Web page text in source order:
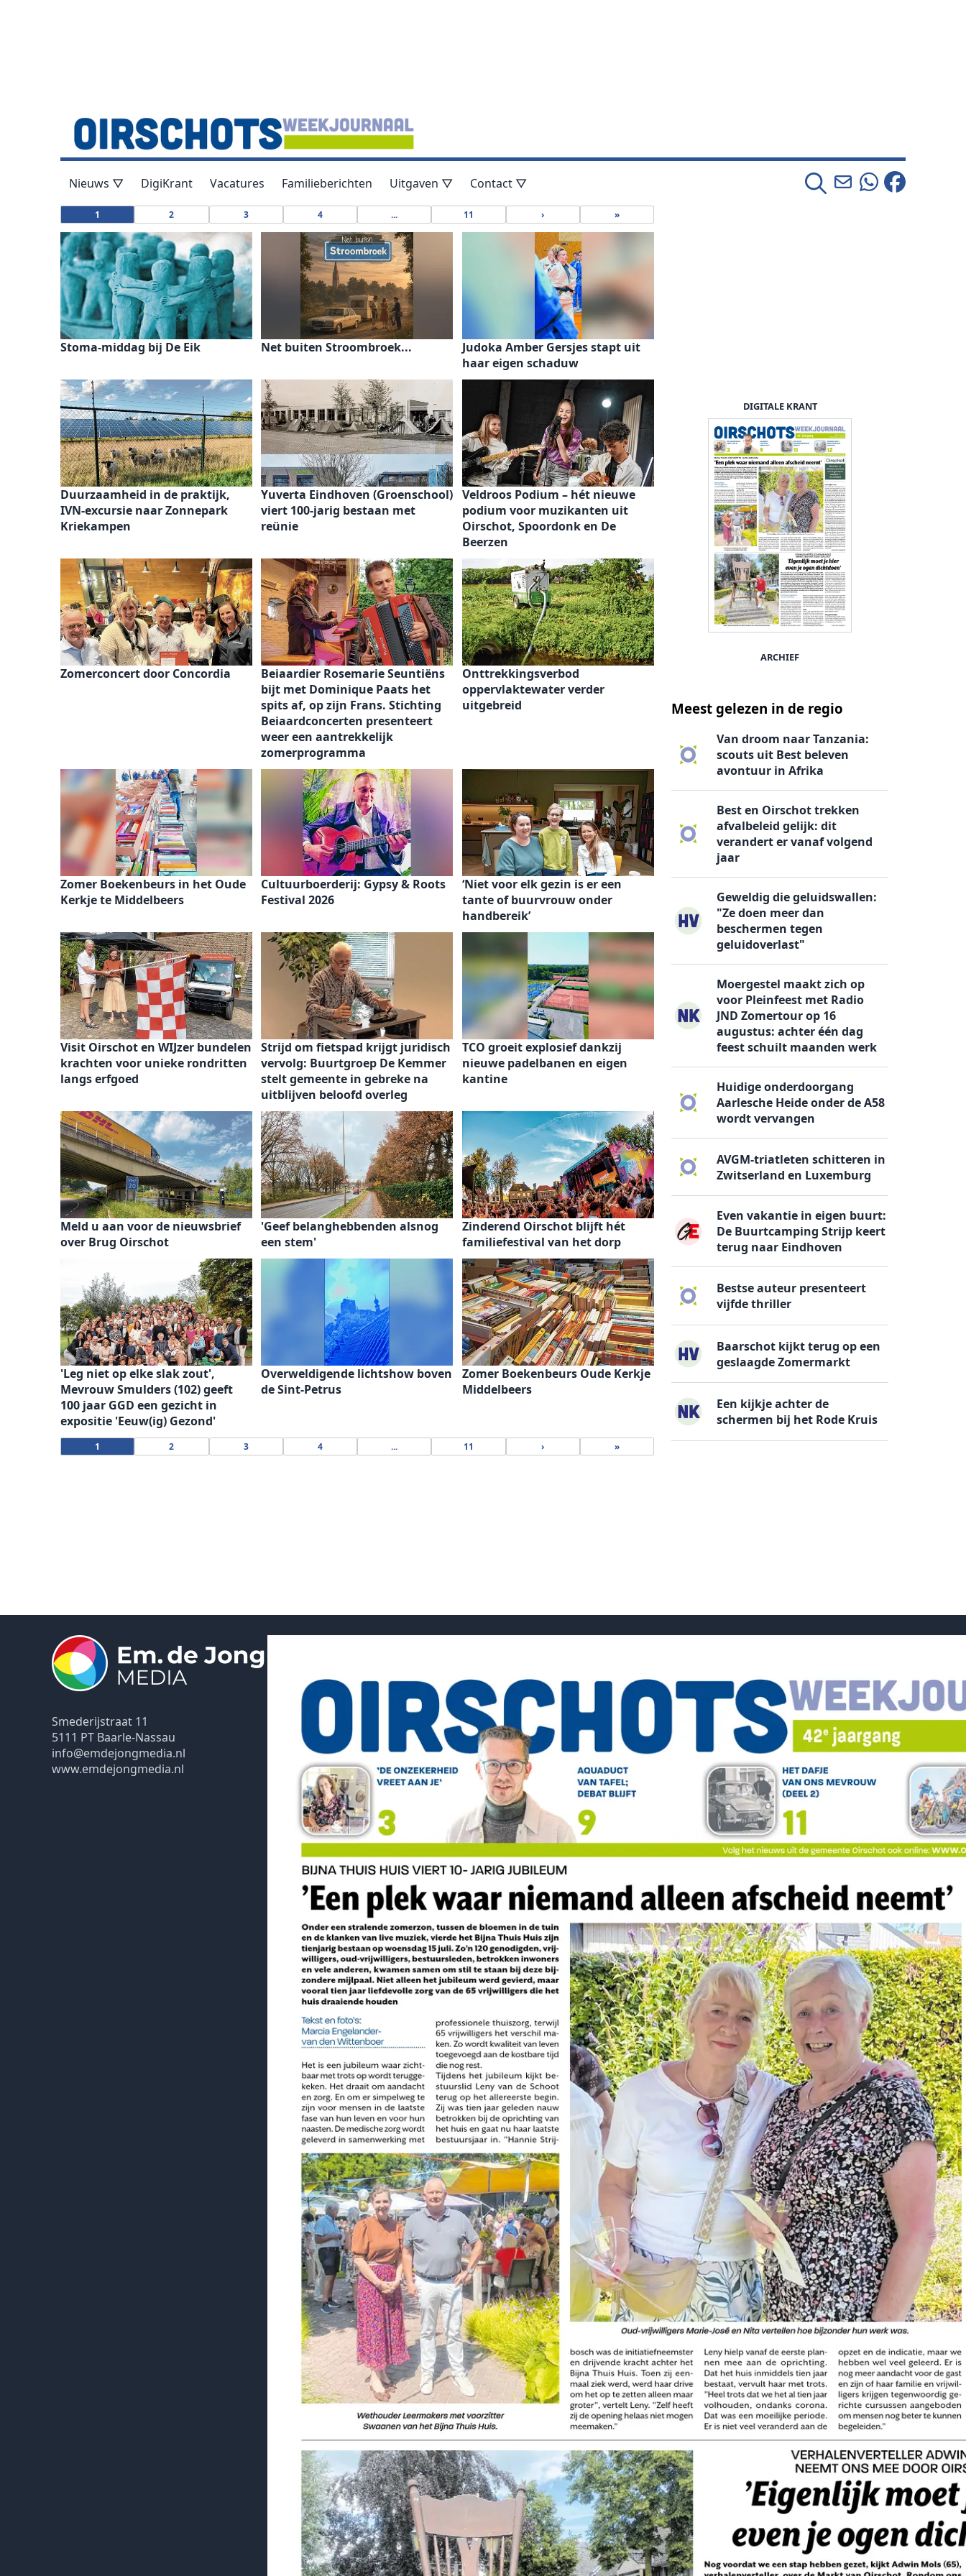
Nieuws ▽ DigiKrant Vacatures Familieberichten Uitgaven ▽ Contact ▽
1 2 3 4 ... 11 › »
Stoma-middag bij De Eik Net buiten Stroombroek...
Judoka Amber Gersjes stapt uit
haar eigen schaduw
Duurzaamheid in de praktijk,
IVN-excursie naar Zonnepark
Kriekampen
Yuverta Eindhoven (Groenschool)
viert 100-jarig bestaan met
reünie
Veldroos Podium – hét nieuwe
podium voor muzikanten uit
Oirschot, Spoordonk en De
Beerzen
Zomerconcert door Concordia
Beiaardier Rosemarie Seuntiëns
bijt met Dominique Paats het
spits af, op zijn Frans. Stichting
Beiaardconcerten presenteert
weer een aantrekkelijk
zomerprogramma
Onttrekkingsverbod
oppervlaktewater verder
uitgebreid
Zomer Boekenbeurs in het Oude
Kerkje te Middelbeers
Cultuurboerderij: Gypsy & Roots
Festival 2026
‘Niet voor elk gezin is er een
tante of buurvrouw onder
handbereik’
Visit Oirschot en WIJzer bundelen
krachten voor unieke rondritten
langs erfgoed
Strijd om fietspad krijgt juridisch
vervolg: Buurtgroep De Kemmer
stelt gemeente in gebreke na
uitblijven beloofd overleg
TCO groeit explosief dankzij
nieuwe padelbanen en eigen
kantine
Meld u aan voor de nieuwsbrief
over Brug Oirschot
'Geef belanghebbenden alsnog
een stem'
Zinderend Oirschot blijft hét
familiefestival van het dorp
'Leg niet op elke slak zout',
Mevrouw Smulders (102) geeft
100 jaar GGD een gezicht in
expositie 'Eeuw(ig) Gezond'
Overweldigende lichtshow boven
de Sint-Petrus
Zomer Boekenbeurs Oude Kerkje
Middelbeers
1 2 3 4 ... 11 › »
DIGITALE KRANT
ARCHIEF
Meest gelezen in de regio
Van droom naar Tanzania:
scouts uit Best beleven
avontuur in Afrika
Best en Oirschot trekken
afvalbeleid gelijk: dit
verandert er vanaf volgend
jaar
Geweldig die geluidswallen:
"Ze doen meer dan
beschermen tegen
geluidoverlast"
Moergestel maakt zich op
voor Pleinfeest met Radio
JND Zomertour op 16
augustus: achter één dag
feest schuilt maanden werk
Huidige onderdoorgang
Aarlesche Heide onder de A58
wordt vervangen
AVGM-triatleten schitteren in
Zwitserland en Luxemburg
Even vakantie in eigen buurt:
De Buurtcamping Strijp keert
terug naar Eindhoven
Bestse auteur presenteert
vijfde thriller
Baarschot kijkt terug op een
geslaagde Zomermarkt
Een kijkje achter de
schermen bij het Rode Kruis
Smederijstraat 11
5111 PT Baarle-Nassau
info@emdejongmedia.nl
www.emdejongmedia.nl